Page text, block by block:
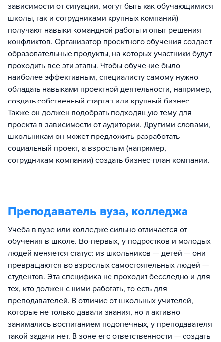
зависимости от ситуации, могут быть как обучающимися
школы, так и сотрудниками крупных компаний)
получают навыки командной работы и опыт решения
конфликтов. Организатор проектного обучения создает
образовательные продукты, на которых участники будут
проходить все эти этапы. Чтобы обучение было
наиболее эффективным, специалисту самому нужно
обладать навыками проектной деятельности, например,
создать собственный стартап или крупный бизнес.
Также он должен подобрать подходящую тему для
проекта в зависимости от аудитории. Другими словами,
школьникам он может предложить разработать
социальный проект, а взрослым (например,
сотрудникам компании) создать бизнес-план компании.
Преподаватель вуза, колледжа
Учеба в вузе или колледже сильно отличается от
обучения в школе. Во-первых, у подростков и молодых
людей меняется статус: из школьников — детей — они
превращаются во взрослых самостоятельных людей —
студентов. Эта специфика не проходит бесследно и для
тех, кто должен с ними работать, то есть для
преподавателей. В отличие от школьных учителей,
которые не только давали знания, но и активно
занимались воспитанием подопечных, у преподавателя
такой задачи нет. В зоне его ответственности — создать